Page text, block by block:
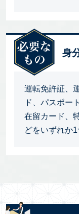
身
運転免許証、
ド、パスポー
在留カード、
どをいずれか1